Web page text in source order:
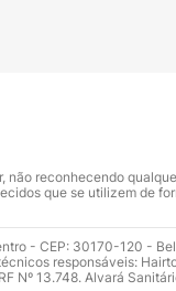
não reconhecendo
que se utilizem de
- CEP: 30170-120 -
responsáveis:
Nº 13.748. Alvará